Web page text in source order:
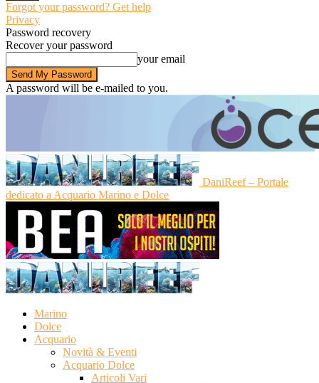
Forgot your password? Get help
Privacy
Password recovery
Recover your password
your email
A password will be e-mailed to you.
DaniReef – Portale
dedicato a Acquario Marino e Dolce
Marino
Dolce
Acquario
Novità & Eventi
Acquario Dolce
Articoli Vari